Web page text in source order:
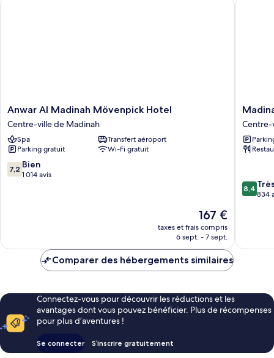
Chambre
Anwar
Al
Madinah
Mövenpick
Hotel
Centre-
ville
Anwar Al Madinah Mövenpick Hotel
Centre-ville de Madinah
Spa
Transfert aéroport
Parking gratuit
Wi-Fi gratuit
7.2
sur
7,2 Bien
1 014 avis
Le
nouveau
prix
de
167 €
taxes et frais compris
6 sept. - 7 sept.
Hilton
Centre-
ville
de
Centre-
8.4
sur
8,4
834
Comparer des hébergements similaires
Connectez-vous pour découvrir les réductions et les
avantages dont vous pouvez bénéficier. Plus de récompenses
pour plus d’aventures !
Se connecter S’inscrire gratuitement